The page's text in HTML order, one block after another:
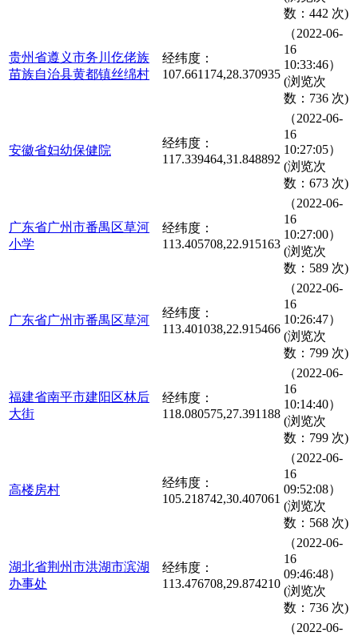
数：442 次)
贵州省遵义市务川仡佬族
苗族自治县黄都镇丝绵村
经纬度：
107.661174,28.370935
（2022-06-
16
10:33:46）
(浏览次
数：736 次)
安徽省妇幼保健院
经纬度：
117.339464,31.848892
（2022-06-
16
10:27:05）
(浏览次
数：673 次)
广东省广州市番禺区草河
小学
经纬度：
113.405708,22.915163
（2022-06-
16
10:27:00）
(浏览次
数：589 次)
广东省广州市番禺区草河
经纬度：
113.401038,22.915466
（2022-06-
16
10:26:47）
(浏览次
数：799 次)
福建省南平市建阳区林后
大街
经纬度：
118.080575,27.391188
（2022-06-
16
10:14:40）
(浏览次
数：799 次)
高楼房村
经纬度：
105.218742,30.407061
（2022-06-
16
09:52:08）
(浏览次
数：568 次)
湖北省荆州市洪湖市滨湖
办事处
经纬度：
113.476708,29.874210
（2022-06-
16
09:46:48）
(浏览次
数：736 次)
（2022-06-